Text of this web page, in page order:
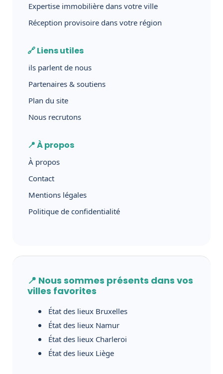
Expertise immobilière dans votre ville
Réception provisoire dans votre région
🔗 Liens utiles
ils parlent de nous
Partenaires & soutiens
Plan du site
Nous recrutons
📍 À propos
À propos
Contact
Mentions légales
Politique de confidentialité
📍 Nous sommes présents dans vos
villes favorites
État des lieux Bruxelles
État des lieux Namur
État des lieux Charleroi
État des lieux Liège